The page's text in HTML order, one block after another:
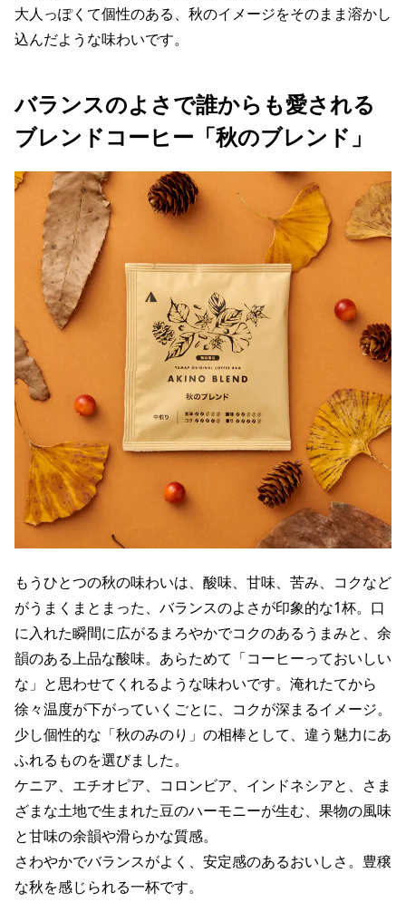
大人っぽくて個性のある、秋のイメージをそのまま溶かし
込んだような味わいです。
バランスのよさで誰からも愛される
ブレンドコーヒー「秋のブレンド」
もうひとつの秋の味わいは、酸味、甘味、苦み、コクなど
がうまくまとまった、バランスのよさが印象的な1杯。口
に入れた瞬間に広がるまろやかでコクのあるうまみと、余
韻のある上品な酸味。あらためて「コーヒーっておいしい
な」と思わせてくれるような味わいです。淹れたてから
徐々温度が下がっていくごとに、コクが深まるイメージ。
少し個性的な「秋のみのり」の相棒として、違う魅力にあ
ふれるものを選びました。
ケニア、エチオピア、コロンビア、インドネシアと、さま
ざまな土地で生まれた豆のハーモニーが生む、果物の風味
と甘味の余韻や滑らかな質感。
さわやかでバランスがよく、安定感のあるおいしさ。豊穣
な秋を感じられる一杯です。